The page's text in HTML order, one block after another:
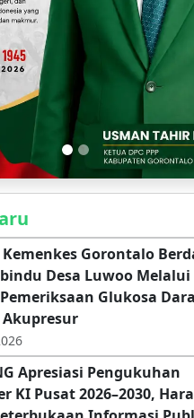
Gorontalo
Desa Luwoo Melalui
Glukosa